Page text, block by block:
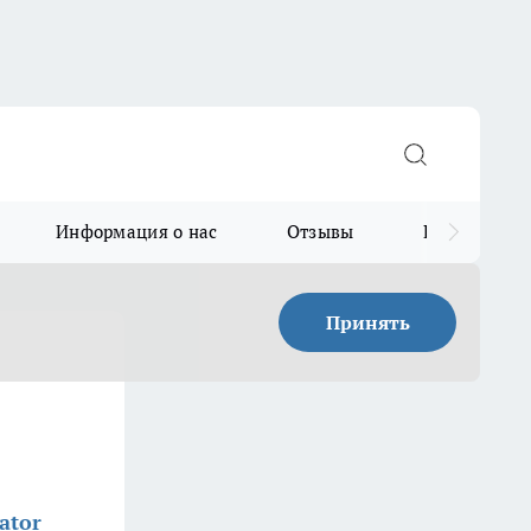
Информация о нас Отзывы Прайс для
Принять